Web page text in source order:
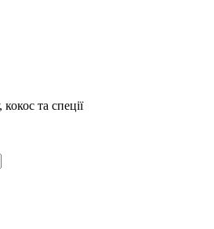
та спеції